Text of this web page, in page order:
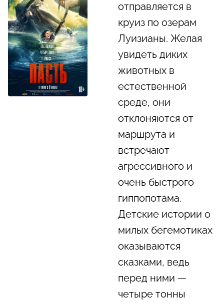
отправляется в
круиз по озерам
Луизианы. Желая
увидеть диких
животных в
естественной
среде, они
отклоняются от
маршрута и
встречают
агрессивного и
очень быстрого
гиппопотама.
Детские истории о
милых бегемотиках
оказываются
сказками, ведь
перед ними —
четыре тонны